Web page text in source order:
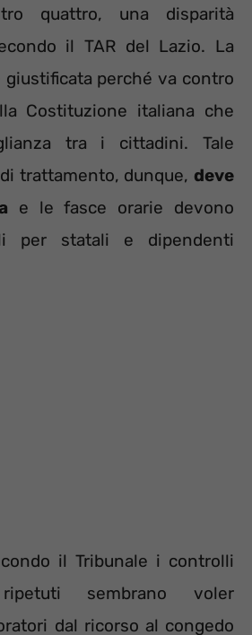
quattro, una disparità
il TAR del Lazio. La
perché va contro
Costituzione italiana che
tra i cittadini. Tale
trattamento, dunque, deve
e le fasce orarie devono
per statali e dipendenti
il Tribunale i controlli
sembrano voler
dal ricorso al congedo